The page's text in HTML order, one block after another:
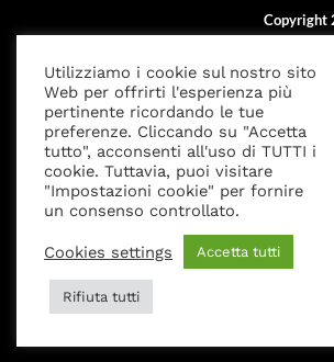
Copyright
Sede legale: Via
000195 - Roma P.IVA:
Iscr. Reg. Imprese RM00238460562
All rights reserved. Any
without written authorization
Utilizziamo i cookie sul nostro sito
Web per offrirti l'esperienza più
pertinente ricordando le tue
preferenze. Cliccando su "Accetta
tutto", acconsenti all'uso di TUTTI i
cookie. Tuttavia, puoi visitare
"Impostazioni cookie" per fornire
un consenso controllato.
Cookies settings Accetta tutti
Rifiuta tutti